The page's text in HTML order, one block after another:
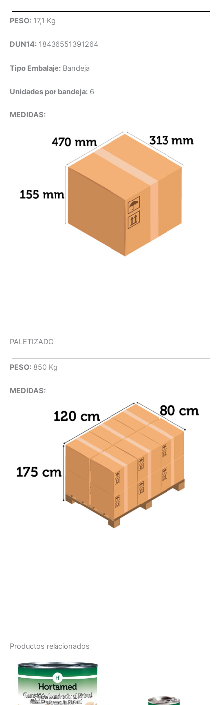
PESO: 17,1 Kg
DUN14: 18436551391264
Tipo Embalaje: Bandeja
Unidades por bandeja: 6
MEDIDAS:
PALETIZADO
PESO: 850 Kg
MEDIDAS:
Productos relacionados